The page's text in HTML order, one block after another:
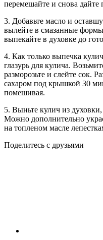
перемешайте и снова дайте
3. Добавьте масло и
вылейте в смазанные
выпекайте в духовке до
4. Как только выпечка
глазурь для кулича.
разморозьте и слейте сок.
сахаром под крышкой 30
помешивая.
5. Выньте кулич из
Можно дополнительно
на топленом масле
Поделитесь с друзьями